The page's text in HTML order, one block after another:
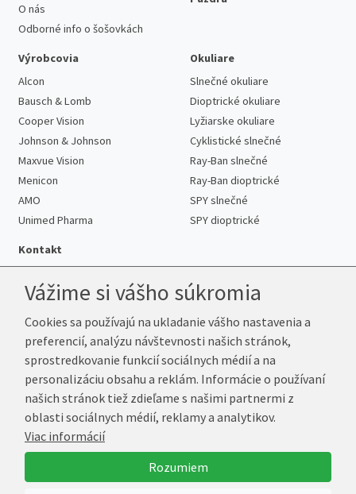
O nás
Odborné info o šošovkách
Výrobcovia
Alcon
Bausch & Lomb
Cooper Vision
Johnson & Johnson
Maxvue Vision
Menicon
AMO
Unimed Pharma
Okuliare
Slnečné okuliare
Dioptrické okuliare
Lyžiarske okuliare
Cyklistické slnečné
Ray-Ban slnečné
Ray-Ban dioptrické
SPY slnečné
SPY dioptrické
Kontakt
Telefón:+421 222 205 863
E-mail:info@k-sosovky.sk
Reklamačná adresa
Andrea Votavová
Revoluční 1017
290 01 Poděbrady
Česká republika
Vážime si vášho súkromia
Cookies sa používajú na ukladanie vášho nastavenia a
preferencií, analýzu návštevnosti našich stránok,
sprostredkovanie funkcií sociálnych médií a na
personalizáciu obsahu a reklám. Informácie o používaní
našich stránok tiež zdieľame s našimi partnermi z
oblasti sociálnych médií, reklamy a analytikov.
Viac informácií
Rozumiem